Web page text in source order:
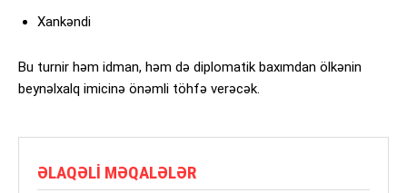
Xankəndi
Bu turnir həm idman, həm də diplomatik baxımdan ölkənin
beynəlxalq imicinə önəmli töhfə verəcək.
ƏLAQƏLI MƏQALƏLƏR